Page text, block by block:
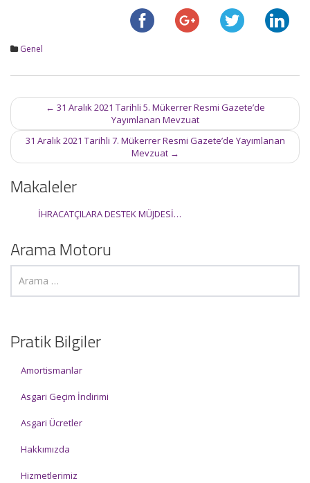
Genel
Post
navigation
← 31 Aralık 2021 Tarihli 5. Mükerrer Resmi Gazete’de
Yayımlanan Mevzuat
31 Aralık 2021 Tarihli 7. Mükerrer Resmi Gazete’de Yayımlanan
Mevzuat →
Makaleler
İHRACATÇILARA DESTEK MÜJDESİ…
Arama Motoru
Pratik Bilgiler
Amortismanlar
Asgari Geçim İndirimi
Asgari Ücretler
Hakkımızda
Hizmetlerimiz